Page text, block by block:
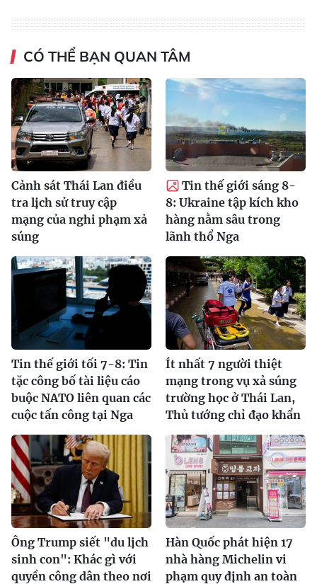
CÓ THỂ BẠN QUAN TÂM
Cảnh sát Thái Lan điều
tra lịch sử truy cập
mạng của nghi phạm xả
súng
Tin thế giới sáng 8-
8: Ukraine tập kích kho
hàng nằm sâu trong
lãnh thổ Nga
Tin thế giới tối 7-8: Tin
tặc công bố tài liệu cáo
buộc NATO liên quan các
cuộc tấn công tại Nga
Ít nhất 7 người thiệt
mạng trong vụ xả súng
trường học ở Thái Lan,
Thủ tướng chỉ đạo khẩn
Ông Trump siết "du lịch
sinh con": Khác gì với
quyền công dân theo nơi
Hàn Quốc phát hiện 17
nhà hàng Michelin vi
phạm quy định an toàn